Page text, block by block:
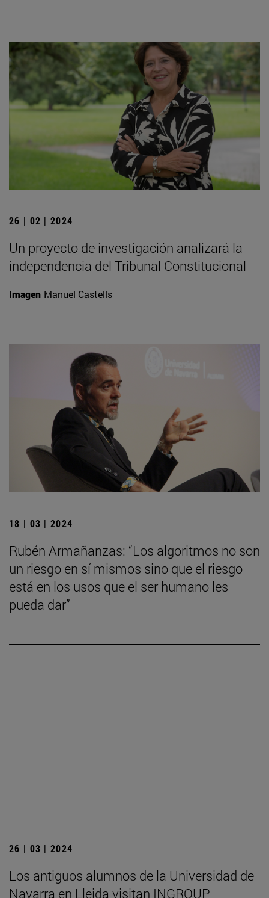
26 | 02 | 2024
Un proyecto de investigación analizará la
independencia del Tribunal Constitucional
Imagen Manuel Castells
18 | 03 | 2024
Rubén Armañanzas: “Los algoritmos no son
un riesgo en sí mismos sino que el riesgo
está en los usos que el ser humano les
pueda dar”
26 | 03 | 2024
Los antiguos alumnos de la Universidad de
Navarra en Lleida visitan INGROUP